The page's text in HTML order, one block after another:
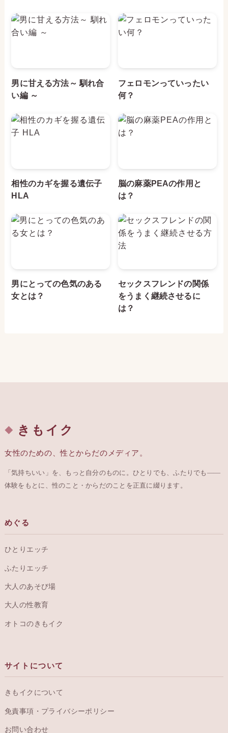
男に甘える方法～ 馴れ合
い編 ～
フェロモンっていったい
何？
相性のカギを握る遺伝子
HLA
脳の麻薬PEAの作用と
は？
男にとっての色気のある
女とは？
セックスフレンドの関係
をうまく継続させるに
は？
きもイク
女性のための、性とからだのメディア。
「気持ちいい」を、もっと自分のものに。ひとりでも、ふたりでも——
体験をもとに、性のこと・からだのことを正直に綴ります。
めぐる
ひとりエッチ
ふたりエッチ
大人のあそび場
大人の性教育
オトコのきもイク
サイトについて
きもイクについて
免責事項・プライバシーポリシー
お問い合わせ